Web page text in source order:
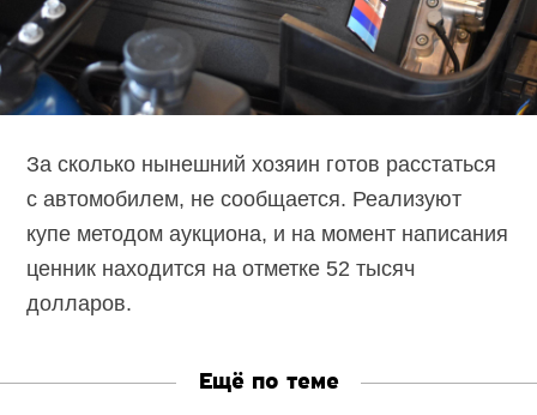
За сколько нынешний хозяин готов расстаться
с автомобилем, не сообщается. Реализуют
купе методом аукциона, и на момент написания
ценник находится на отметке 52 тысяч
долларов.
Ещё по теме